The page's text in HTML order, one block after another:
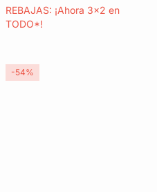
REBAJAS: ¡Ahora 3x2 en
TODO*!
-54%